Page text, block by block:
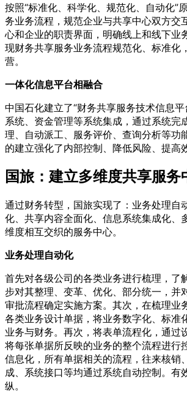
按照“标准化、科学化、规范化、自动化”
务业务流程，规范企业与共享中心双方交
心和企业的职责界面，明确线上和线下业
现财务共享服务业务流程规范化、标准化
营。
一体化信息平台相融合
中国石化建立了“财务共享服务技术信息
系统、资金管理等系统集成，通过系统完
理、自动派工、服务评价、查询分析等功
的建立强化了内部控制、降低风险、提高
国旅：建立多维度共享服务
通过财务转型，国旅实现了：业务处理自
化、共享内容全面化、信息系统集成化、
维度相互交织的服务中心。
业务处理自动化
首先对各级公司的各类业务进行梳理，了
步对其整理、变革、优化、部分统一，并
审批流程确定实施方案。其次，在梳理业
各类业务设计单据，将业务数字化、标准
业务与财务。再次，将表单流程化，通过
将每张单据所反映的业务的整个流程进行
信息化，所有单据相关的流程，往来核销
成、系统接口等均通过系统自动控制。有
纵。